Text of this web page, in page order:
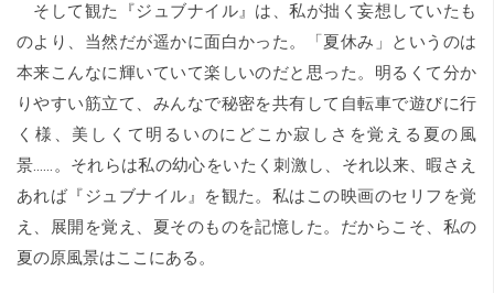
そして観た『ジュブナイル』は、私が拙く妄想していたも
のより、当然だが遥かに面白かった。「夏休み」というのは
本来こんなに輝いていて楽しいのだと思った。明るくて分か
りやすい筋立て、みんなで秘密を共有して自転車で遊びに行
く様、美しくて明るいのにどこか寂しさを覚える夏の風
景……。それらは私の幼心をいたく刺激し、それ以来、暇さえ
あれば『ジュブナイル』を観た。私はこの映画のセリフを覚
え、展開を覚え、夏そのものを記憶した。だからこそ、私の
夏の原風景はここにある。